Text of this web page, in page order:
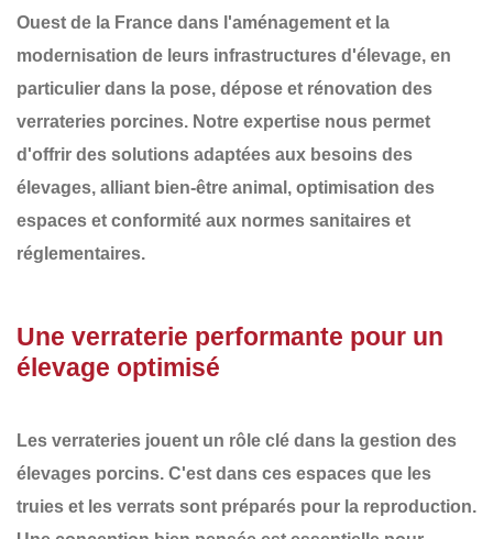
Ouest de la France dans l'aménagement et la
modernisation de leurs infrastructures d'élevage, en
particulier dans la pose, dépose et rénovation des
verrateries porcines. Notre expertise nous permet
d'offrir des solutions adaptées aux besoins des
élevages, alliant bien-être animal, optimisation des
espaces et conformité aux normes sanitaires et
réglementaires.
Une verraterie performante pour un
élevage optimisé
Les verrateries jouent un rôle clé dans la gestion des
élevages porcins. C'est dans ces espaces que les
truies et les verrats sont préparés pour la reproduction.